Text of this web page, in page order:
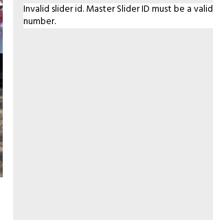
Invalid slider id. Master Slider ID must be a valid
number.